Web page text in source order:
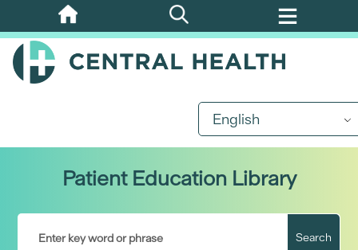
Skip
to
main
English
Patient Education Library
Search